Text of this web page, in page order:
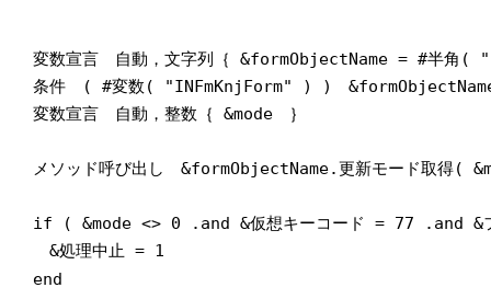
変数宣言 自動，文字列｛ &formObjectName = #半角
条件 ( #変数( "INFmKnjForm" ) )
変数宣言 自動，整数｛ &mode ｝
メソッド呼び出し &formObjectName.更新モード取得(
if ( &mode <> 0 .and &仮想キーコード = 77 .and
&処理中止 = 1
end